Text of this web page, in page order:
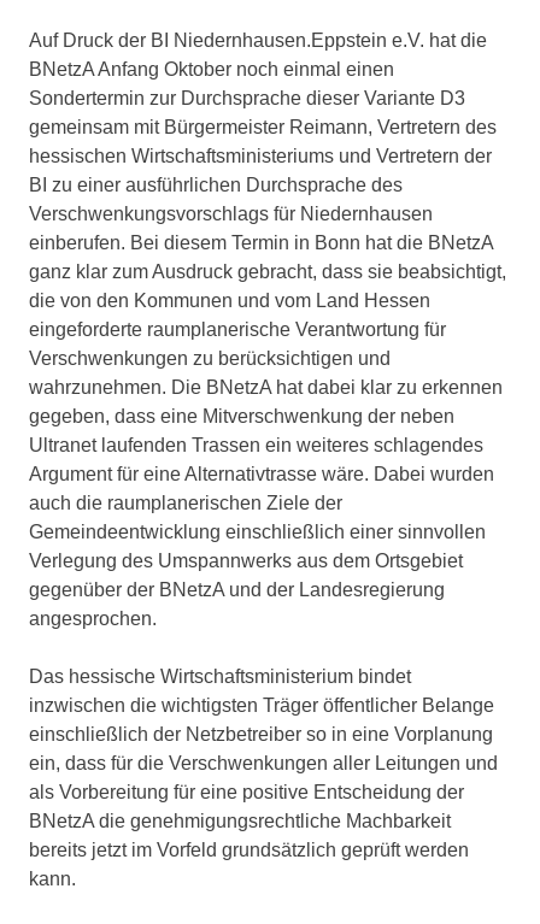
Auf Druck der BI Niedernhausen.Eppstein e.V. hat die
BNetzA Anfang Oktober noch einmal einen
Sondertermin zur Durchsprache dieser Variante D3
gemeinsam mit Bürgermeister Reimann, Vertretern des
hessischen Wirtschaftsministeriums und Vertretern der
BI zu einer ausführlichen Durchsprache des
Verschwenkungsvorschlags für Niedernhausen
einberufen. Bei diesem Termin in Bonn hat die BNetzA
ganz klar zum Ausdruck gebracht, dass sie beabsichtigt,
die von den Kommunen und vom Land Hessen
eingeforderte raumplanerische Verantwortung für
Verschwenkungen zu berücksichtigen und
wahrzunehmen. Die BNetzA hat dabei klar zu erkennen
gegeben, dass eine Mitverschwenkung der neben
Ultranet laufenden Trassen ein weiteres schlagendes
Argument für eine Alternativtrasse wäre. Dabei wurden
auch die raumplanerischen Ziele der
Gemeindeentwicklung einschließlich einer sinnvollen
Verlegung des Umspannwerks aus dem Ortsgebiet
gegenüber der BNetzA und der Landesregierung
angesprochen.
Das hessische Wirtschaftsministerium bindet
inzwischen die wichtigsten Träger öffentlicher Belange
einschließlich der Netzbetreiber so in eine Vorplanung
ein, dass für die Verschwenkungen aller Leitungen und
als Vorbereitung für eine positive Entscheidung der
BNetzA die genehmigungsrechtliche Machbarkeit
bereits jetzt im Vorfeld grundsätzlich geprüft werden
kann.